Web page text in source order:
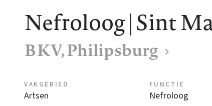
Nefroloog | Sint
BKV, Philipsburg
VAKGEBIED
Artsen
FUNCTIE
Nefroloog